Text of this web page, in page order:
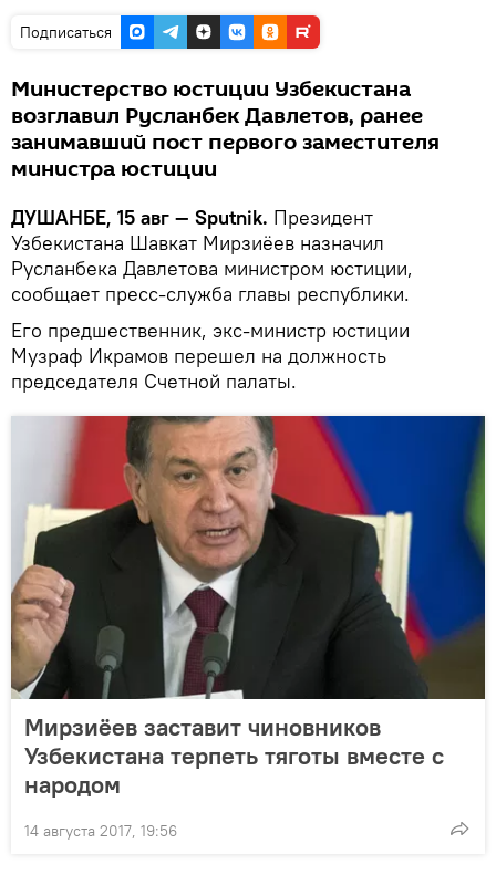
Подписаться
Министерство юстиции Узбекистана
возглавил Русланбек Давлетов, ранее
занимавший пост первого заместителя
министра юстиции
ДУШАНБЕ, 15 авг — Sputnik. Президент
Узбекистана Шавкат Мирзиёев назначил
Русланбека Давлетова министром юстиции,
сообщает пресс-служба главы республики.
Его предшественник, экс-министр юстиции
Музраф Икрамов перешел на должность
председателя Счетной палаты.
Мирзиёев заставит чиновников
Узбекистана терпеть тяготы вместе с
народом
14 августа 2017, 19:56